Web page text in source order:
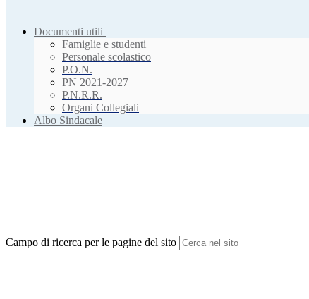
Documenti utili
Famiglie e studenti
Personale scolastico
P.O.N.
PN 2021-2027
P.N.R.R.
Organi Collegiali
Albo Sindacale
Campo di ricerca per le pagine del sito